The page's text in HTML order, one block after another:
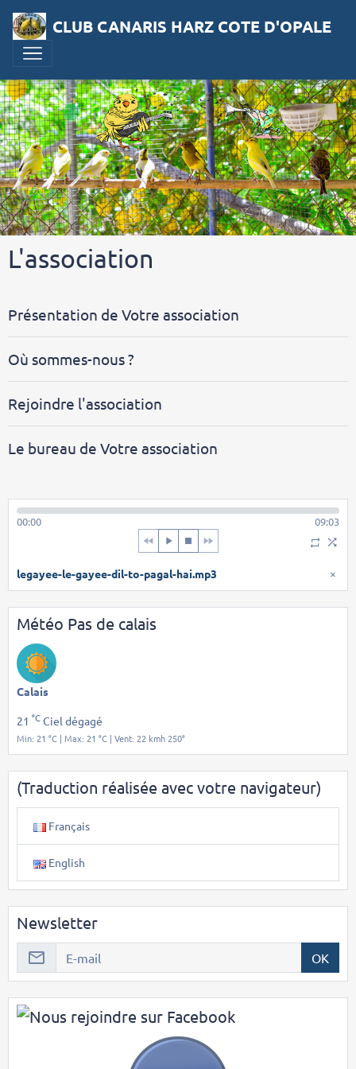
CLUB CANARIS HARZ COTE D'OPALE
L'association
Présentation de Votre association
Où sommes-nous ?
Rejoindre l'association
Le bureau de Votre association
00:00 09:03
×
legayee-le-gayee-dil-to-pagal-hai.mp3
Météo Pas de calais
Calais
21 °CCiel dégagé
Min: 21 °C | Max: 21 °C | Vent: 22 kmh 250°
(Traduction réalisée avec votre navigateur)
Français
English
Newsletter
OK